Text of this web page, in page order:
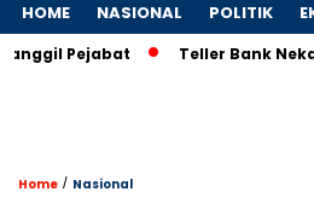
HOME NASIONAL POLITIK
Pejabat Teller Bank Nekat
Home / Nasional